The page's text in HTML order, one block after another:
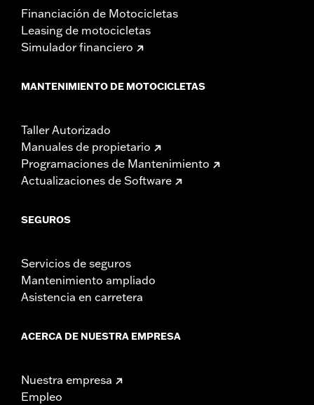
Financiación de Motocicletas
Leasing de motocicletas
Simulador financiero
MANTENIMIENTO DE MOTOCICLETAS
Taller Autorizado
Manuales de propietario
Programaciones de Mantenimiento
Actualizaciones de Software
SEGUROS
Servicios de seguros
Mantenimiento ampliado
Asistencia en carretera
ACERCA DE NUESTRA EMPRESA
Nuestra empresa
Empleo